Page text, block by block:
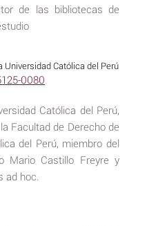
de las bibliotecas de
Universidad Católica del Perú
0080
Católica del Perú,
Facultad de Derecho de
del Perú, miembro del
Mario Castillo Freyre y
ad hoc.